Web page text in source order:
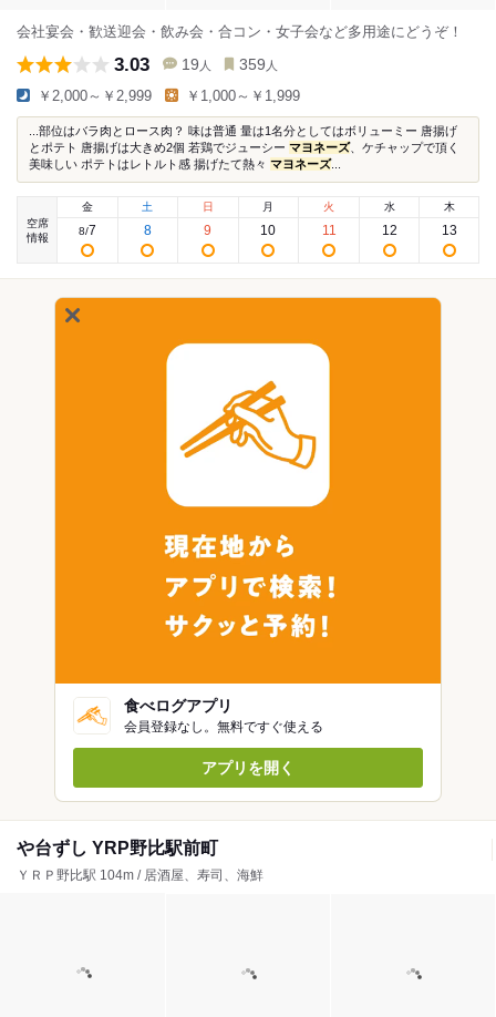
会社宴会・歓送迎会・飲み会・合コン・女子会など多用途にどうぞ！
3.03 19 人 359 人
￥2,000～￥2,999 ￥1,000～￥1,999
...部位はバラ肉とロース肉？ 味は普通 量は1名分としてはボリューミー 唐揚げ
とポテト 唐揚げは大きめ2個 若鶏でジューシー マヨネーズ、ケチャップで頂く
美味しい ポテトはレトルト感 揚げたて熱々 マヨネーズ...
空席
情報
金
8/7
土
8
日
9
月
10
火
11
水
12
木
13
食べログアプリ
会員登録なし。無料ですぐ使える
アプリを開く
や台ずし YRP野比駅前町
ＹＲＰ野比駅 104m / 居酒屋、寿司、海鮮